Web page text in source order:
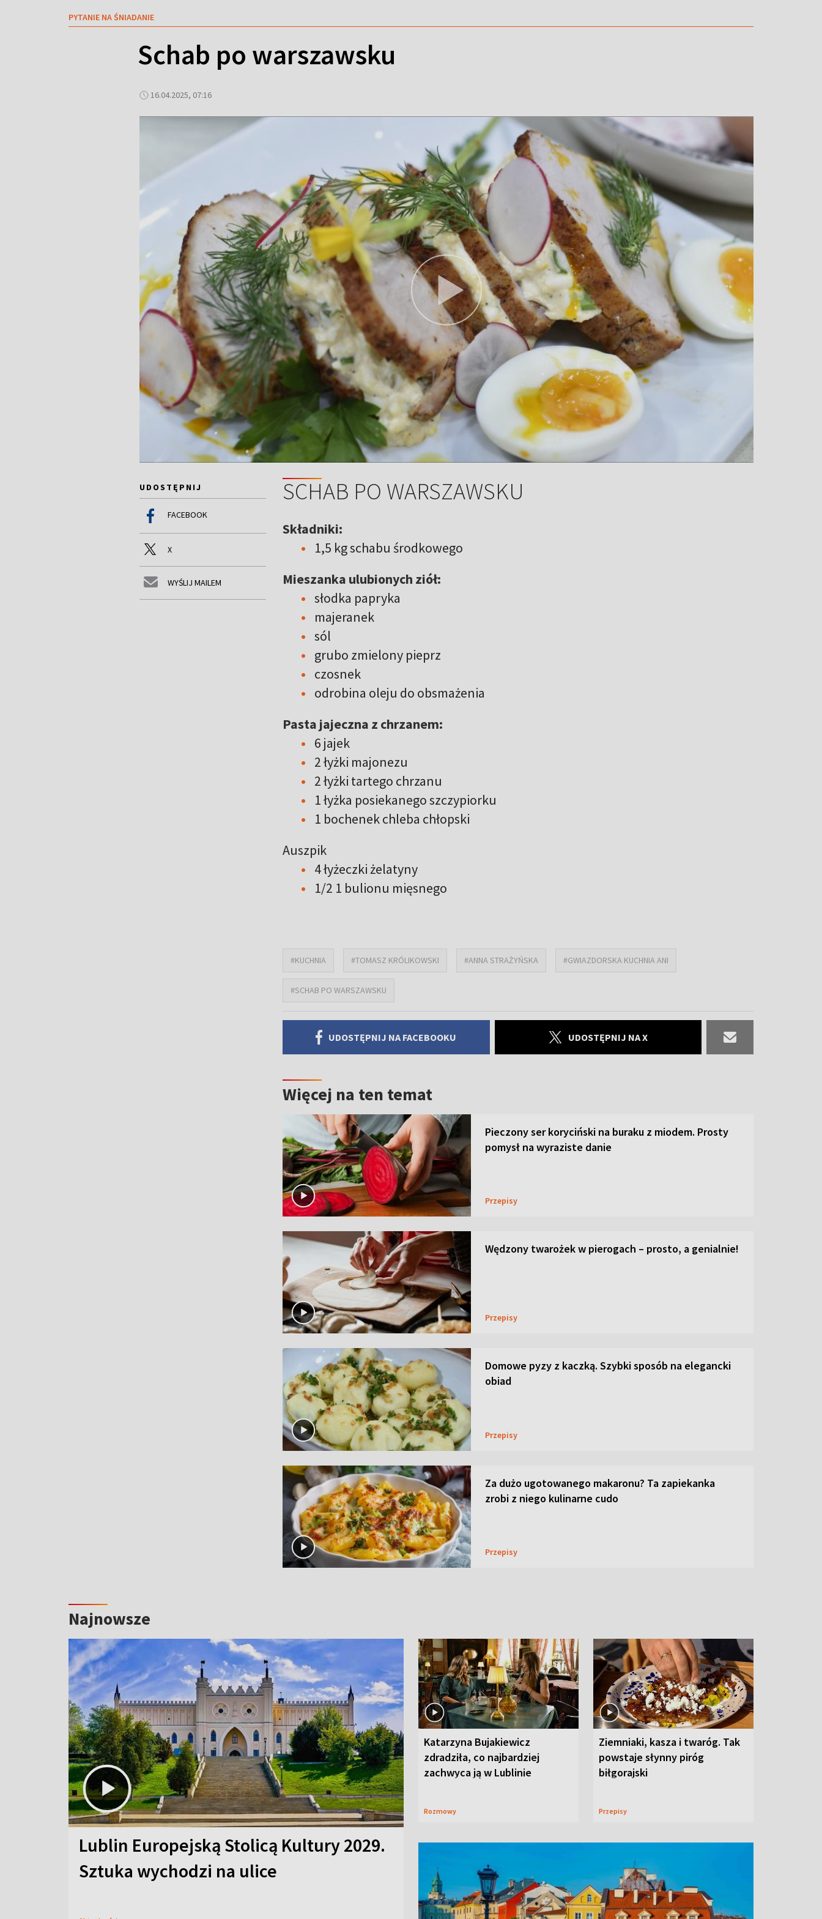
PYTANIE NA ŚNIADANIE
Schab po warszawsku
16.04.2025, 07:16
UDOSTĘPNIJ
FACEBOOK
X
WYŚLIJ MAILEM
SCHAB PO WARSZAWSKU
Składniki:
1,5 kg schabu środkowego
Mieszanka ulubionych ziół:
słodka papryka
majeranek
sól
grubo zmielony pieprz
czosnek
odrobina oleju do obsmażenia
Pasta jajeczna z chrzanem:
6 jajek
2 łyżki majonezu
2 łyżki tartego chrzanu
1 łyżka posiekanego szczypiorku
1 bochenek chleba chłopski
Auszpik
4 łyżeczki żelatyny
1/2 1 bulionu mięsnego
#KUCHNIA #TOMASZ KRÓLIKOWSKI #ANNA STRAŻYŃSKA #GWIAZDORSKA KUCHNIA ANI
#SCHAB PO WARSZAWSKU
UDOSTĘPNIJ NA FACEBOOKU UDOSTĘPNIJ NA X
Więcej na ten temat
Pieczony ser koryciński na buraku z miodem. Prosty
pomysł na wyraziste danie
Przepisy
Wędzony twarożek w pierogach – prosto, a genialnie!
Przepisy
Domowe pyzy z kaczką. Szybki sposób na elegancki
obiad
Przepisy
Za dużo ugotowanego makaronu? Ta zapiekanka
zrobi z niego kulinarne cudo
Przepisy
Najnowsze
Lublin Europejską Stolicą Kultury 2029.
Sztuka wychodzi na ulice
Katarzyna Bujakiewicz
zdradziła, co najbardziej
zachwyca ją w Lublinie
Rozmowy
Ziemniaki, kasza i twaróg. Tak
powstaje słynny piróg
biłgorajski
Przepisy